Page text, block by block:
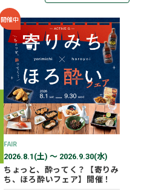
2026年07月
2026年05月
2026年03月
2026年02月
2025年12月
2025年11月
2025年10月
開催中
FAIR
2026.8.1(土) 〜 2026.9.30(水)
ちょっと、酔ってく？【寄りみ
ち、ほろ酔いフェア】開催！